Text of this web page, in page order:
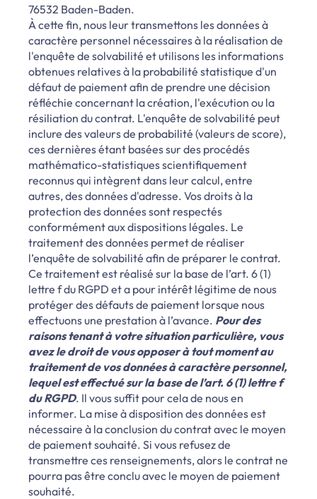
76532 Baden-Baden.
À cette fin, nous leur transmettons les données à
caractère personnel nécessaires à la réalisation de
l'enquête de solvabilité et utilisons les informations
obtenues relatives à la probabilité statistique d'un
défaut de paiement afin de prendre une décision
réfléchie concernant la création, l'exécution ou la
résiliation du contrat. L'enquête de solvabilité peut
inclure des valeurs de probabilité (valeurs de score),
ces dernières étant basées sur des procédés
mathématico-statistiques scientifiquement
reconnus qui intègrent dans leur calcul, entre
autres, des données d'adresse. Vos droits à la
protection des données sont respectés
conformément aux dispositions légales. Le
traitement des données permet de réaliser
l’enquête de solvabilité afin de préparer le contrat.
Ce traitement est réalisé sur la base de l’art. 6 (1)
lettre f du RGPD et a pour intérêt légitime de nous
protéger des défauts de paiement lorsque nous
effectuons une prestation à l’avance. Pour des
raisons tenant à votre situation particulière, vous
avez le droit de vous opposer à tout moment au
traitement de vos données à caractère personnel,
lequel est effectué sur la base de l’art. 6 (1) lettre f
du RGPD. Il vous suffit pour cela de nous en
informer. La mise à disposition des données est
nécessaire à la conclusion du contrat avec le moyen
de paiement souhaité. Si vous refusez de
transmettre ces renseignements, alors le contrat ne
pourra pas être conclu avec le moyen de paiement
souhaité.